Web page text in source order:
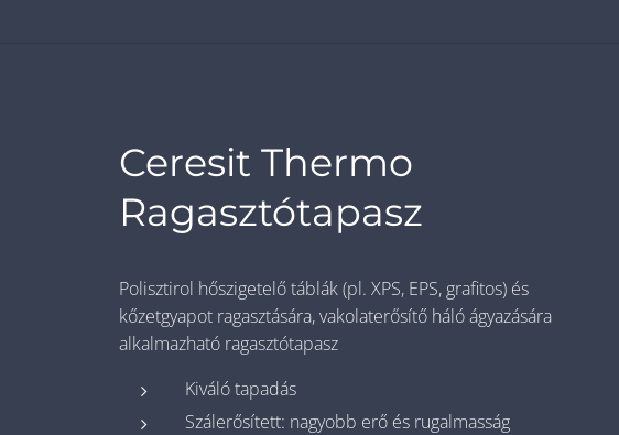
Ceresit Thermo
Ragasztótapasz
Polisztirol hőszigetelő táblák (pl. XPS, EPS, grafitos) és
kőzetgyapot ragasztására, vakolaterősítő háló ágyazására
alkalmazható ragasztótapasz
Kiváló tapadás
Szálerősített: nagyobb erő és rugalmasság